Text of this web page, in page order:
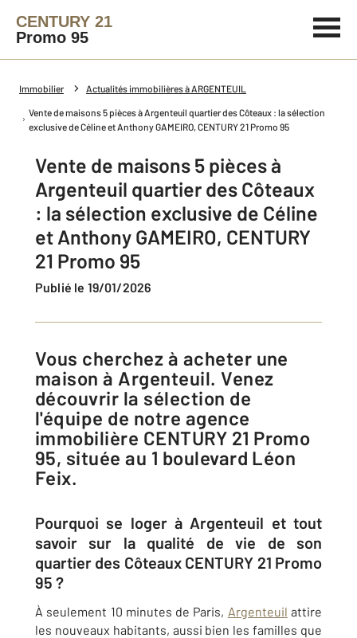
CENTURY 21
Promo 95
Immobilier Actualités immobilières à ARGENTEUIL
Vente de maisons 5 pièces à Argenteuil quartier des Côteaux : la sélection
exclusive de Céline et Anthony GAMEIRO, CENTURY 21 Promo 95
Vente de maisons 5 pièces à
Argenteuil quartier des Côteaux
: la sélection exclusive de Céline
et Anthony GAMEIRO, CENTURY
21 Promo 95
Publié le 19/01/2026
Vous cherchez à acheter une
maison à Argenteuil. Venez
découvrir la sélection de
l'équipe de notre agence
immobilière CENTURY 21 Promo
95, située au 1 boulevard Léon
Feix.
Pourquoi se loger à Argenteuil et tout
savoir sur la qualité de vie de son
quartier des Côteaux CENTURY 21 Promo
95 ?
À seulement 10 minutes de Paris, Argenteuil attire
les nouveaux habitants, aussi bien les familles que